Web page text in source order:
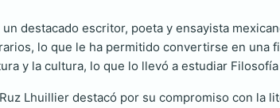
destacado escritor, poeta y ensayista
lo que le ha permitido convertirse en
y la cultura, lo que lo llevó a estudiar
Lhuillier destacó por su compromiso con la